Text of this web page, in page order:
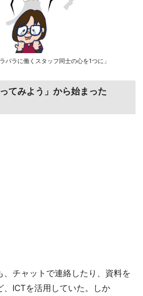
バラに働くスタッフ同士の心を1つに」
てみよう」から始まった
、チャットで連絡したり、資料を
、ICTを活用していた。しか